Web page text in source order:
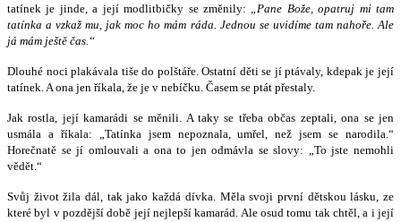
tatínek je jinde, a její modlitbičky se změnily:
„Pane Bože, opatruj mi tam
tatínka a vzkaž mu, jak moc ho mám ráda. Jednou se uvidíme tam nahoře. Ale
já mám ještě čas.“
Dlouhé noci plakávala tiše do polštáře. Ostatní děti se jí ptávaly, kdepak je její
tatínek. A ona jen říkala, že je v nebíčku. Časem se ptát přestaly.
Jak rostla, její kamarádi se měnili. A taky se třeba občas zeptali, ona se jen
usmála a říkala: „Tatínka jsem nepoznala, umřel, než jsem se narodila.“
Horečnatě se jí omlouvali a ona to jen odmávla se slovy: „To jste nemohli
vědět.“
Svůj život žila dál, tak jako každá dívka. Měla svoji první dětskou lásku, ze
které byl v pozdější době její nejlepší kamarád. Ale osud tomu tak chtěl, a i její